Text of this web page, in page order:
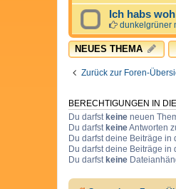
Ich habs
dunkelgrüner
NEUES THEMA
Zurück zur Foren-
BERECHTIGUNGEN IN
Du darfst keine neuen
Du darfst keineAntworten
Du darfst deine Beiträge in
Du darfst deine Beiträge in
Du darfst keine